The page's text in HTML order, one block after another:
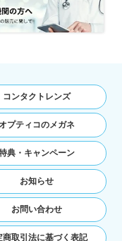
コンタクトレンズ
プティコのメガネ
典・キャンペーン
お知らせ
お問い合わせ
商取引法に基づく表記